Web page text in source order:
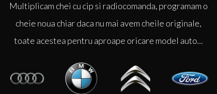
Multiplicam chei cu cip si radiocomanda, programam o
cheie noua chiar daca nu mai avem cheile originale,
toate acestea pentru aproape oricare model auto...